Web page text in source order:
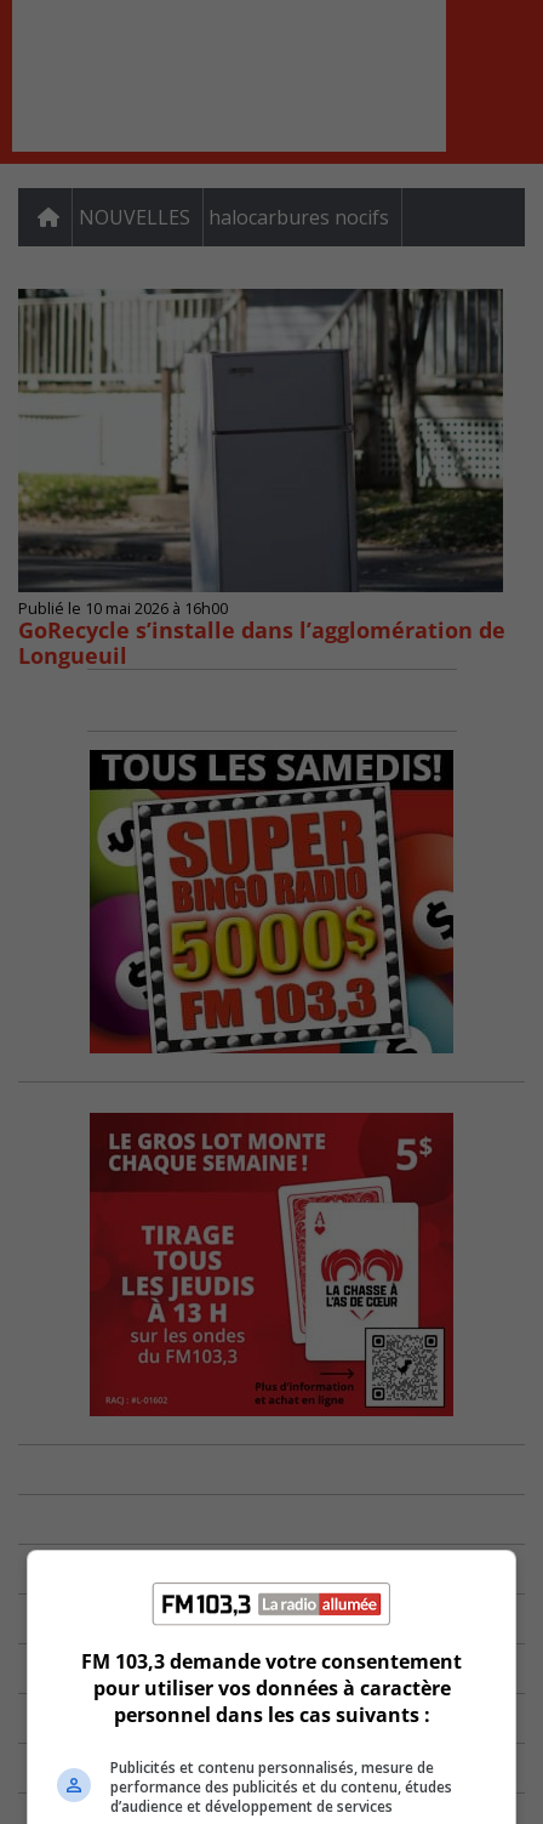
NOUVELLES halocarbures nocifs
Publié le 10 mai 2026 à 16h00
GoRecycle s’installe dans l’agglomération de
Longueuil
FM 103,3 demande votre consentement
pour utiliser vos données à caractère
personnel dans les cas suivants :
Publicités et contenu personnalisés, mesure de
performance des publicités et du contenu, études
d’audience et développement de services